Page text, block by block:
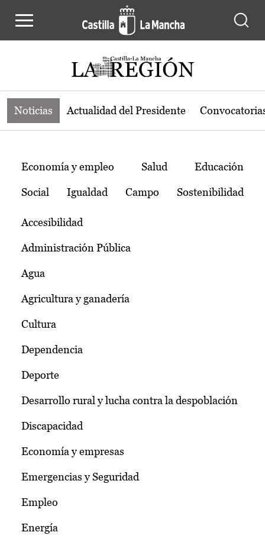
Noticias de la región de Castilla-La
Noticias Actualidad del Presidente
Temas
Economía y empleo Salud Educación
Social Igualdad Campo Sostenibilidad
Accesibilidad
Administración Pública
Agua
Agricultura y ganadería
Cultura
Dependencia
Deporte
Desarrollo rural y lucha contra la despoblación
Discapacidad
Economía y empresas
Emergencias y Seguridad
Empleo
Energía